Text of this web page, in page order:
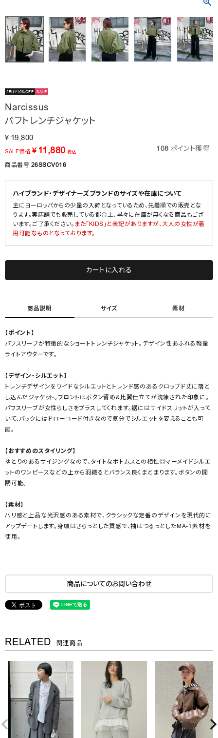
はじめてご利用の方へ
お問い合わせ
2BUY10%OFF SALE
Narcissus
パフトレンチジャケット
¥ 19,800
SALE価格 ¥ 11,880 税込 108 ポイント獲得
商品番号 26SSCV016
ハイブランド・デザイナーズブランドのサイズや在庫について
主にヨーロッパからの少量の入荷となっているため、先着順での販売とな
ります。実店舗でも販売している都合上、早々に在庫が無くなる商品もござ
います。ご了承ください。 また「KIDS」と表記がありますが、大人の女性が着
用可能なものとなっております。
カートに入れる
商品説明 サイズ 素材
【ポイント】
パフスリーブが特徴的なショートトレンチジャケット。デザイン性あふれる軽量
ライトアウターです。
【デザイン・シルエット】
トレンチデザインをワイドなシルエットとトレンド感のあるクロップド丈に落と
し込んだジャケット。フロントはボタン留め&比翼仕立てが洗練された印象に。
パフスリーブが女性らしさをプラスしてくれます。裾にはサイドスリットが入って
いて、バックにはドローコード付きなので気分でシルエットを変えることも可
能。
【おすすめのスタイリング】
ゆとりのあるサイジングなので、タイトなボトムスとの相性◎マーメイドシルエ
ットのワンピースなどの上から羽織るとバランス良くまとまります。ボタンの開
閉可能。
【素材】
ハリ感と上品な光沢感のある素材で、クラシックな定番のデザインを現代的に
アップデートします。身頃はさらっとした質感で、袖はつるっとしたMA-1素材を
使用。
商品についてのお問い合わせ
RELATED 関連商品